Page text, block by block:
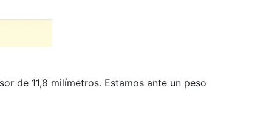
de 11,8 milímetros. Estamos ante un peso